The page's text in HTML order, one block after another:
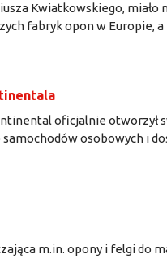
Kwiatkowskiego, miało
fabryk opon w Europie,
oficjalnie otworzył
osobowych i
m.in. opony i felgi do